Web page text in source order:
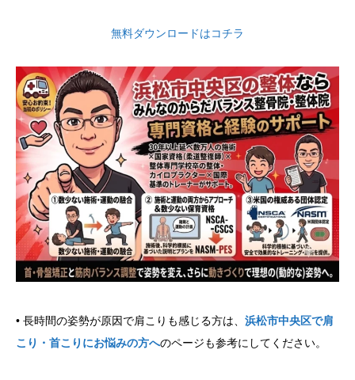
無料ダウンロードはコチラ
• 長時間の姿勢が原因で肩こりも感じる方は、 浜松市中央区で肩
こり・首こりにお悩みの方へのページも参考にしてください。